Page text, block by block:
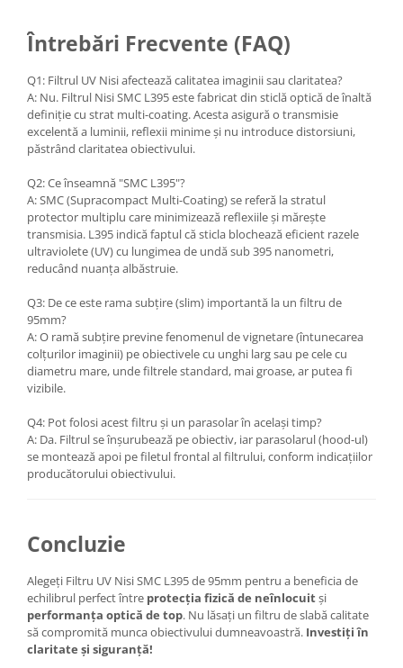
Întrebări Frecvente (FAQ)
Q1: Filtrul UV Nisi afectează calitatea imaginii sau claritatea?
A: Nu. Filtrul Nisi SMC L395 este fabricat din sticlă optică de înaltă
definiție cu strat multi-coating. Acesta asigură o transmisie
excelentă a luminii, reflexii minime și nu introduce distorsiuni,
păstrând claritatea obiectivului.
Q2: Ce înseamnă "SMC L395"?
A: SMC (Supracompact Multi-Coating) se referă la stratul
protector multiplu care minimizează reflexiile și mărește
transmisia. L395 indică faptul că sticla blochează eficient razele
ultraviolete (UV) cu lungimea de undă sub 395 nanometri,
reducând nuanța albăstruie.
Q3: De ce este rama subțire (slim) importantă la un filtru de
95mm?
A: O ramă subțire previne fenomenul de vignetare (întunecarea
colțurilor imaginii) pe obiectivele cu unghi larg sau pe cele cu
diametru mare, unde filtrele standard, mai groase, ar putea fi
vizibile.
Q4: Pot folosi acest filtru și un parasolar în același timp?
A: Da. Filtrul se înșurubează pe obiectiv, iar parasolarul (hood-ul)
se montează apoi pe filetul frontal al filtrului, conform indicațiilor
producătorului obiectivului.
Concluzie
Alegeți Filtru UV Nisi SMC L395 de 95mm pentru a beneficia de
echilibrul perfect între protecția fizică de neînlocuitși
performanța optică de top. Nu lăsați un filtru de slabă calitate
să compromită munca obiectivului dumneavoastră. Investiți în
claritate și siguranță!